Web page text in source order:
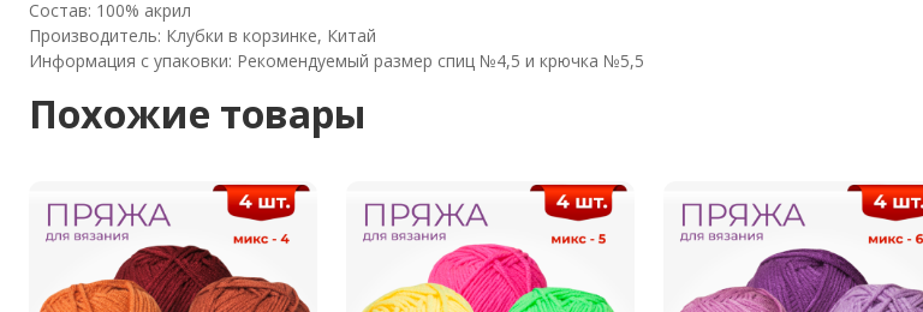
Состав: 100% акрил
Производитель: Клубки в корзинке, Китай
Информация с упаковки: Рекомендуемый размер спиц №4,5 и крючка №5,5
Похожие товары